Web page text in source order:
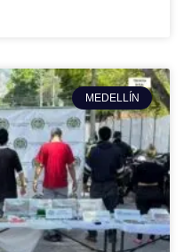
MEDELLÍN